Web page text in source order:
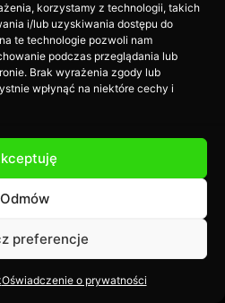
korzystamy z technologii, takich
i/lub uzyskiwania dostępu do
te technologie pozwoli nam
podczas przeglądania lub
Brak wyrażenia zgody lub
wpłynąć na niektóre cechy i
Odmów
preferencje
Oświadczenie o prywatności
PRYWATNOŚCI
POWIERZCHNI